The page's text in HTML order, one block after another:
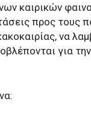
καιρικών
προς τους
να
για